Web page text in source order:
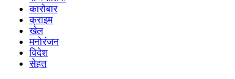
कारोबार
क्राइम
खेल
मनोरंजन
विदेश
सेहत